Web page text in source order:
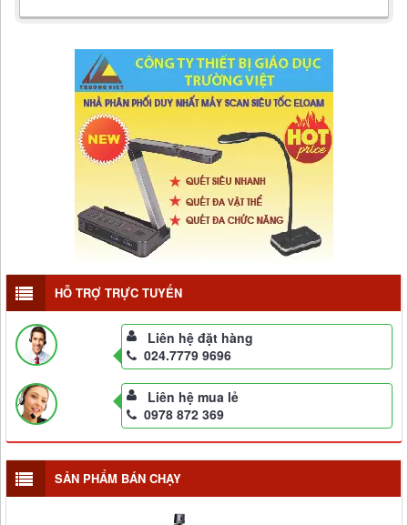
HỖ TRỢ TRỰC TUYẾN
Liên hệ đặt hàng
024.7779 9696
Liên hệ mua lẻ
0978 872 369
SẢN PHẨM BÁN CHẠY